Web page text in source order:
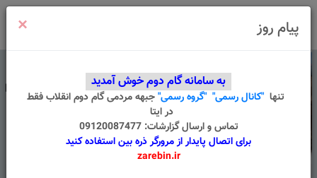
پیام روز ×
به سامانه گام دوم خوش آمدید
تنها "کانال رسمی" "گروه رسمی"جبهه مردمی گام دوم انقلابفقط
در ایتا
تماس و ارسال گزارشات: 09120087477
برای اتصال پایدار از مرورگر ذره بین استفاده کنید
zarebin.ir